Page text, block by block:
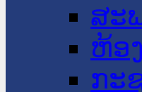
ສະ
ຫ້ອ
ກະ